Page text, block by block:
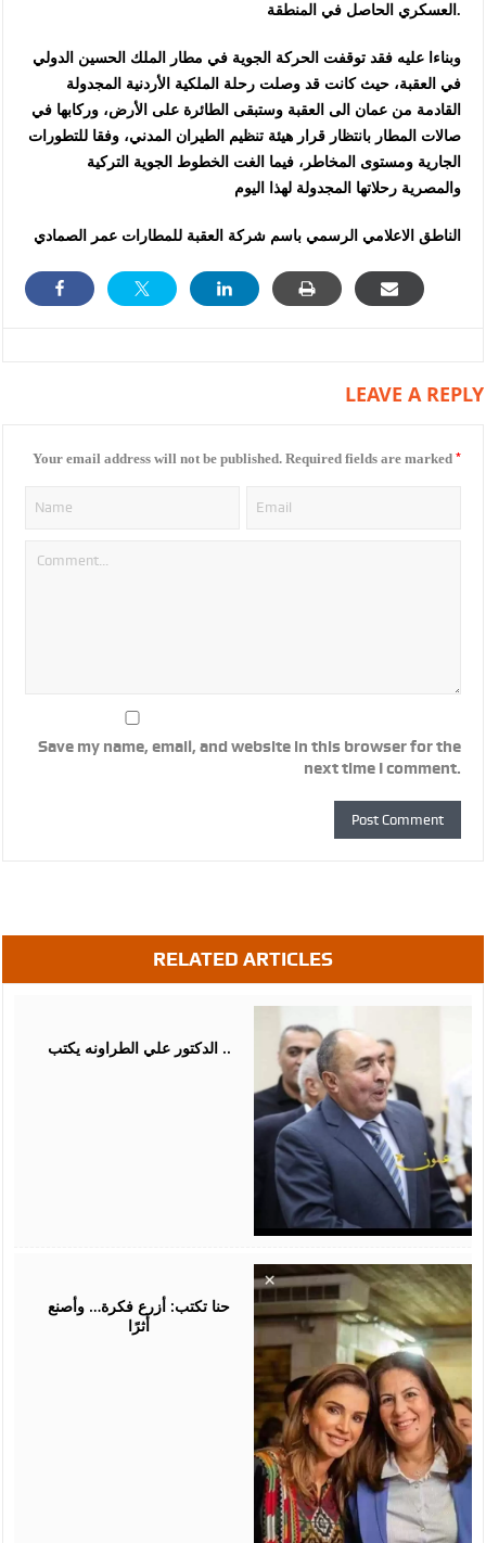
العسكري الحاصل في المنطقة.
وبناءا عليه فقد توقفت الحركة الجوية في مطار الملك الحسين الدولي
في العقبة، حيث كانت قد وصلت رحلة الملكية الأردنية المجدولة
القادمة من عمان الى العقبة وستبقى الطائرة على الأرض، وركابها في
صالات المطار بانتظار قرار هيئة تنظيم الطيران المدني، وفقا للتطورات
الجارية ومستوى المخاطر، فيما الغت الخطوط الجوية التركية
والمصرية رحلاتها المجدولة لهذا اليوم
الناطق الاعلامي الرسمي باسم شركة العقبة للمطارات عمر الصمادي
LEAVE A REPLY
Your email address will not be published. Required fields are marked *
Save my name, email, and website in this browser for the
next time I comment.
RELATED ARTICLES
الدكتور علي الطراونه يكتب ..
حنا تكتب: أزرع فكرة… وأصنع
أثرًا